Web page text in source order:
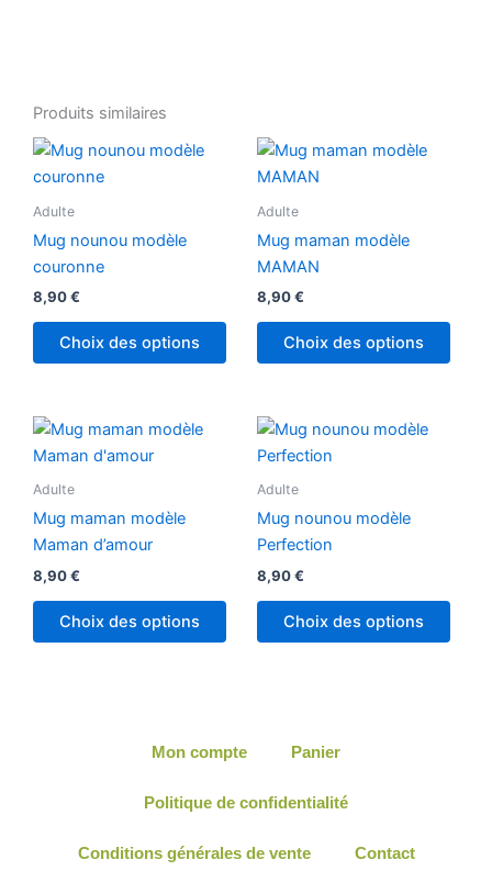
Produits similaires
Adulte
Mug nounou modèle
couronne
8,90€
Choix des options
Adulte
Mug maman modèle
MAMAN
8,90€
Choix des options
Adulte
Mug maman modèle
Maman d’amour
8,90€
Choix des options
Adulte
Mug nounou modèle
Perfection
8,90€
Choix des options
Mon compte Panier
Politique de confidentialité
Conditions générales de vente Contact